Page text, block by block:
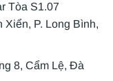
Tòa S1.07
Xiển, P. Long Bình,
8, Cẩm Lệ, Đà